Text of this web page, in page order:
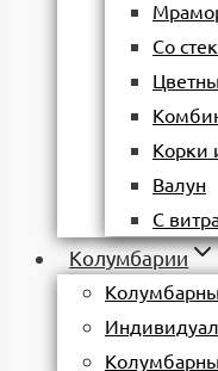
Со
Корки
Валун
С
Колумбарии